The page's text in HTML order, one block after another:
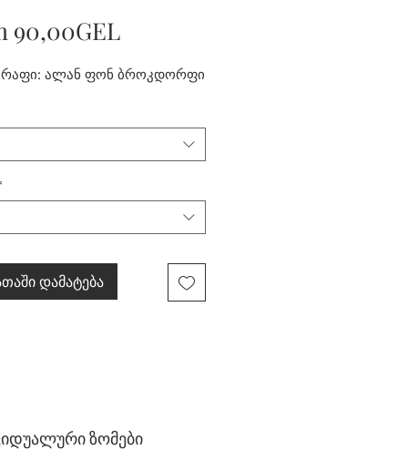
90,00GELSale
ალან ფონ ბროკდორფი
დამატება
ზომები